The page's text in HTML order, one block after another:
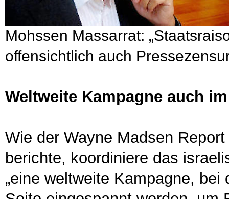
Mohssen Massarrat:
offensichtlich auch
Weltweite Kampagne auch
Wie der Wayne Madsen
berichte, koordiniere das
„eine weltweite Kampagne,